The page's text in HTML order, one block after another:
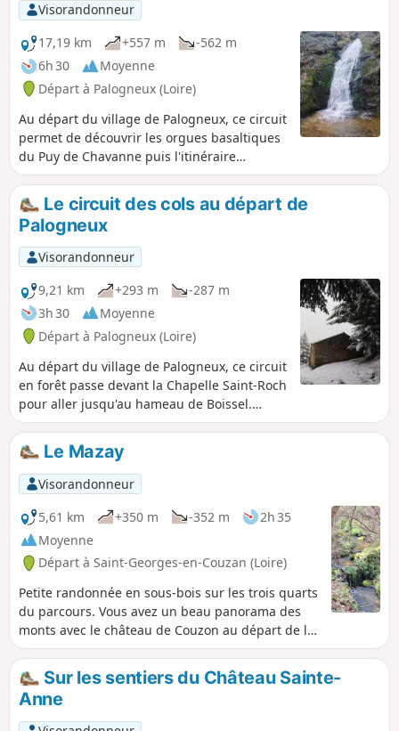
Visorandonneur
17,19 km
+557 m
-562 m
6h 30
Moyenne
Départ à Palogneux (Loire)
Au départ du village de Palogneux, ce circuit
permet de découvrir les orgues basaltiques
du Puy de Chavanne puis l'itinéraire
continue par les cascades de Ligeay.
Poursuivre ensuite par une boucle en
empruntant le GR®89 jusqu'à la commune
Les Places, pour ensuite revenir au village
par la Goutte Crémière et les Épeurios.
Le circuit des cols au départ de
Palogneux
Visorandonneur
9,21 km
+293 m
-287 m
3h 30
Moyenne
Départ à Palogneux (Loire)
Au départ du village de Palogneux, ce circuit
en forêt passe devant la Chapelle Saint-Roch
pour aller jusqu'au hameau de Boissel.
Ensuite, retour au village en passant par le
Col du Las et celui de la Grande Roue.
Le Mazay
Visorandonneur
5,61 km
+350 m -352 m
2h 35
Moyenne
Départ à Saint-Georges-en-Couzan (Loire)
Petite randonnée en sous-bois sur les trois quarts
du parcours. Vous avez un beau panorama des
monts avec le château de Couzon au départ de la
randonnée. Le circuit présente un dénivelé par
palier qui est facilement abordable et passe aux
abords d'un ruisseau à mi-parcours, qui vous
permet de vous rafraîchir avant d'entamer la
remontée.
Sur les sentiers du Château Sainte-
Anne